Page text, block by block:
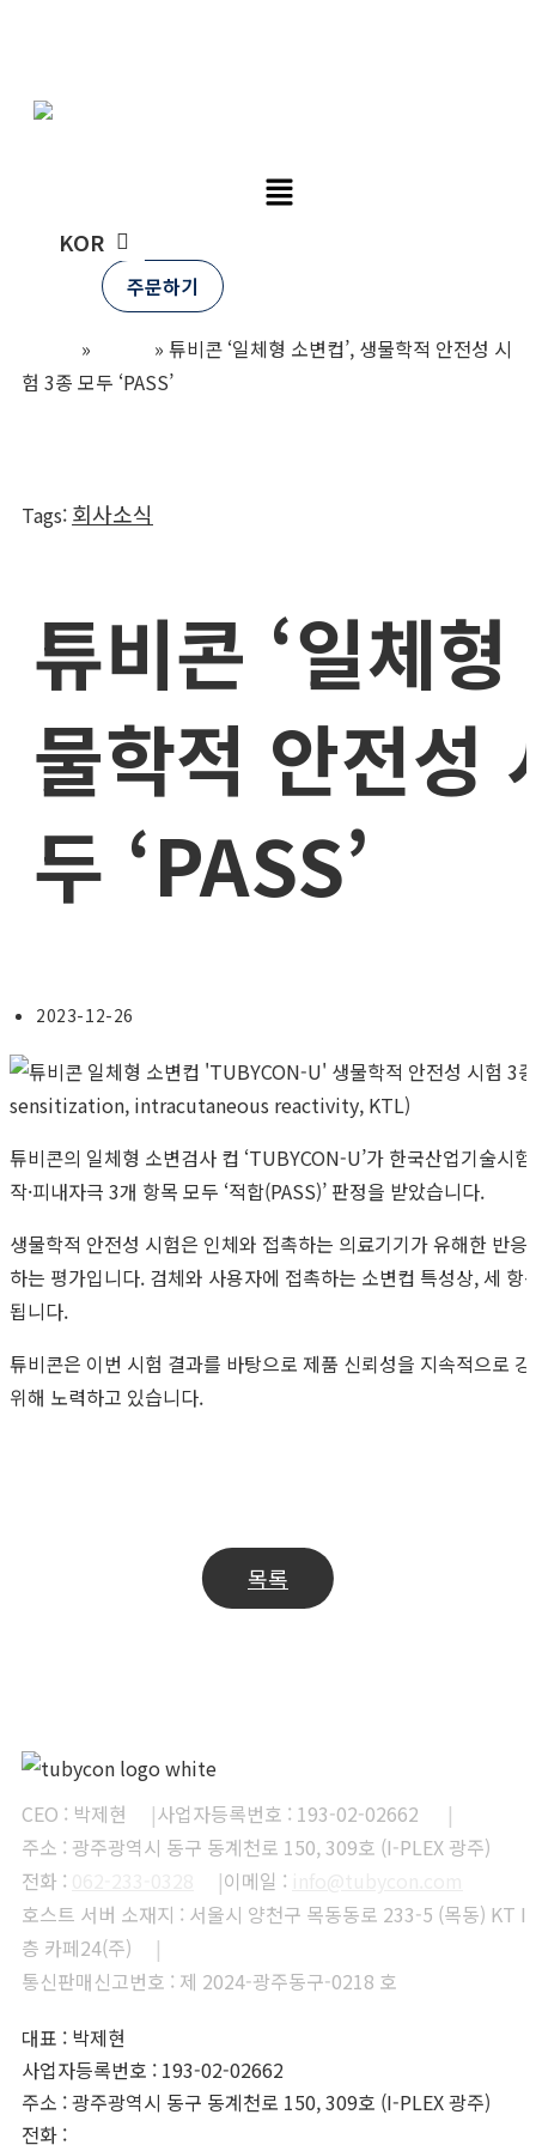
content
KOR
ENG
주문하기
» » 튜비콘 ‘일체형 소변컵’, 생물학적 안전성 시
험 3종 모두 ‘PASS’
Tags: 회사소식
튜비콘 ‘일체
물학적 안전성
두 ‘PASS’
Post
2023-12-26
튜비콘의 일체형 소변검사 컵 ‘TUBYCON-U’가 한국산업기술시
작·피내자극 3개 항목 모두 ‘적합(PASS)’ 판정을 받았습니다.
생물학적 안전성 시험은 인체와 접촉하는 의료기기가 유해한 반
하는 평가입니다. 검체와 사용자에 접촉하는 소변컵 특성상, 세
됩니다.
튜비콘은 이번 시험 결과를 바탕으로 제품 신뢰성을 지속적으로
위해 노력하고 있습니다.
목록
CEO : 박제현 |사업자등록번호 : 193-02-02662
|
주소 : 광주광역시 동구 동계천로 150, 309호 (I-PLEX 광주)
전화 :
|이메일 :
호스트 서버 소재지 : 서울시 양천구 목동동로 233-5 (목동) KT
층 카페24(주)
|
통신판매신고번호 : 제 2024-광주동구-0218 호
대표 : 박제현
사업자등록번호 : 193-02-02662
주소 : 광주광역시 동구 동계천로 150, 309호 (I-PLEX 광주)
전화 :